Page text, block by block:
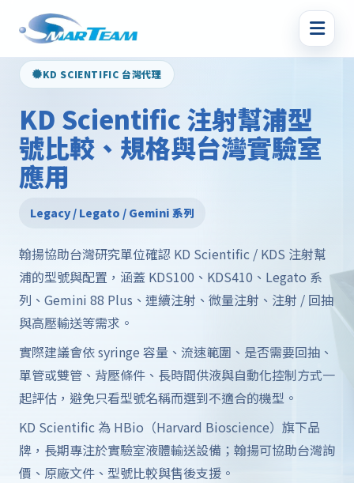
KD SCIENTIFIC 台灣代理
KD Scientific 注射幫浦型
號比較、規格與台灣實驗室
應用
Legacy / Legato / Gemini 系列
翰揚協助台灣研究單位確認 KD Scientific / KDS 注射幫
浦的型號與配置，涵蓋 KDS100、KDS410、Legato 系
列、Gemini 88 Plus、連續注射、微量注射、注射 / 回抽
與高壓輸送等需求。
實際建議會依 syringe 容量、流速範圍、是否需要回抽、
單管或雙管、背壓條件、長時間供液與自動化控制方式一
起評估，避免只看型號名稱而選到不適合的機型。
KD Scientific 為 HBio（Harvard Bioscience）旗下品
牌，長期專注於實驗室液體輸送設備；翰揚可協助台灣詢
價、原廠文件、型號比較與售後支援。